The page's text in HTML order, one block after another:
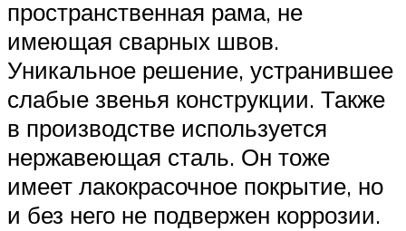
пространственная рама, не
имеющая сварных швов.
Уникальное решение, устранившее
слабые звенья конструкции. Также
в производстве используется
нержавеющая сталь. Он тоже
имеет лакокрасочное покрытие, но
и без него не подвержен коррозии.